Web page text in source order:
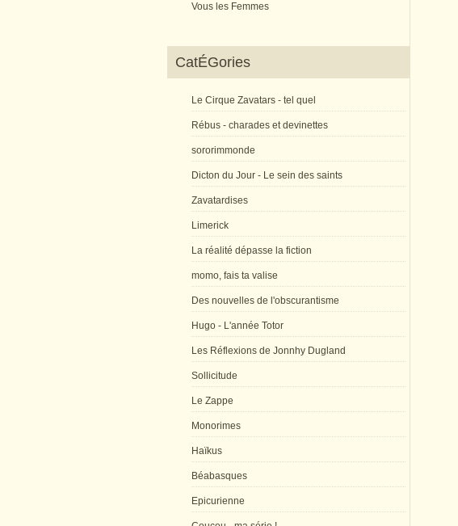
Vous les Femmes
CatÉGories
Le Cirque Zavatars - tel quel
Rébus - charades et devinettes
sororimmonde
Dicton du Jour - Le sein des saints
Zavatardises
Limerick
La réalité dépasse la fiction
momo, fais ta valise
Des nouvelles de l'obscurantisme
Hugo - L'année Totor
Les Réflexions de Jonnhy Dugland
Sollicitude
Le Zappe
Monorimes
Haïkus
Béabasques
Epicurienne